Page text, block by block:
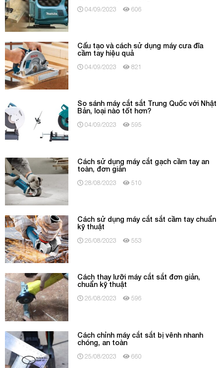
04/09/2023 606
Cấu tạo và cách sử dụng máy cưa đĩa
cầm tay hiệu quả
04/09/2023 821
So sánh máy cắt sắt Trung Quốc với Nhật
Bản, loại nào tốt hơn?
04/09/2023 595
Cách sử dụng máy cắt gạch cầm tay an
toàn, đơn giản
28/08/2023 510
Cách sử dụng máy cắt sắt cầm tay chuẩn
kỹ thuật
26/08/2023 553
Cách thay lưỡi máy cắt sắt đơn giản,
chuẩn kỹ thuật
26/08/2023 596
Cách chỉnh máy cắt sắt bị vênh nhanh
chóng, an toàn
25/08/2023 660